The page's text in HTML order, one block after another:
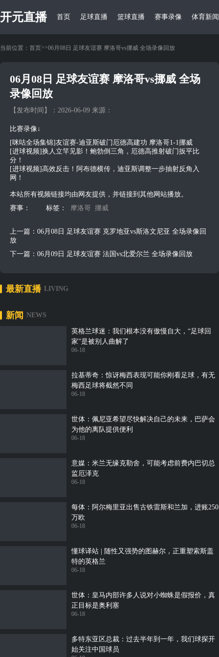
开元直播 首页 足球直播 篮球直播 赛事录像 体育新闻
当前位置： 首页>>06月08日 足球友谊赛 摩洛哥vs挪威 全场录像回放
06月08日 足球友谊赛 摩洛哥vs挪威 全场
录像回放
【发布时间】：2026-06-09 来源：
比赛录像↓
[咪咕全场集锦]友谊赛-迪亚斯破门厄德高建功 摩洛哥1-1挪威
[进球视频]换人立竿见影！鲍勃倒三角，厄德高推射破门扳平比
分！
[进球视频]高效反击！阿布德横传，迪亚斯调整一步抽射反角入
网！
本站所有视频链接均由网友提供，并链接到其他网站播放。
赛事：
标签： 摩洛哥 挪威
上一篇： 06月08日 足球友谊赛 克罗地亚vs斯洛文尼亚 全场录像回
放
下一篇： 06月09日 足球友谊赛 法国vs北爱尔兰 全场录像回放
最新直播 LIVING
新闻 NEWS
英格兰球迷：我们根本没有傲慢自大，“足球回
家”是被别人曲解了
06-18
拉基蒂奇：惊讶梅西表现可能你刚看足球，有无
梅西足球将截然不同
06-18
世体：佩尼亚希望尽快解决自己的未来，巴萨会
为他的离队提供便利
06-18
意媒：米兰无缘克勒舍，可能考虑前费内巴切总
监厄泽克
06-18
每体：阿尔梅里亚出售古铁雷斯和兰加，进账250
万欧
06-18
懂球译站 | 随性又强势的图赫尔，正重塑索斯盖
特的英格兰
06-18
世体：皇马内部许多人说对小蜘蛛是假报价，真
正目标是奥利塞
06-18
多特东亚区总裁：过去半年到一年，我们球探开
始关注中国球员